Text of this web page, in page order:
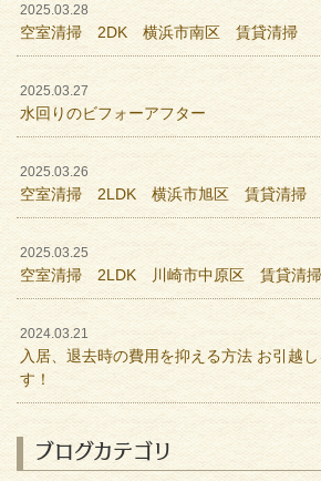
2025.03.28
空室清掃 2DK 横浜市南区 賃貸清掃
2025.03.27
水回りのビフォーアフター
2025.03.26
空室清掃 2LDK 横浜市旭区 賃貸清掃
2025.03.25
空室清掃 2LDK 川崎市中原区 賃貸清掃
2024.03.21
入居、退去時の費用を抑える方法 お引越
す！
ブログカテゴリ